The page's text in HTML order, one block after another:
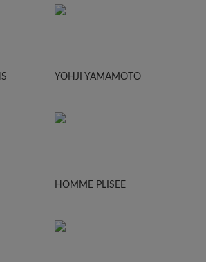
YOHJI YAMAMOTO
HOMME PLISEE